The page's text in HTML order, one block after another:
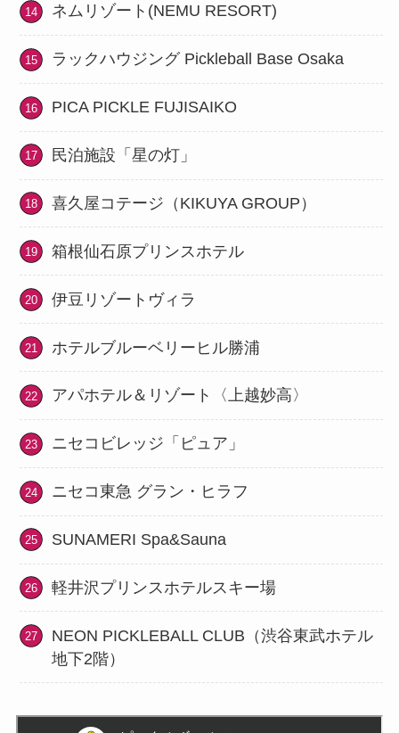
ネムリゾート(NEMU RESORT)
ラックハウジング Pickleball Base Osaka
PICA PICKLE FUJISAIKO
民泊施設「星の灯」
喜久屋コテージ（KIKUYA GROUP）
箱根仙石原プリンスホテル
伊豆リゾートヴィラ
ホテルブルーベリーヒル勝浦
アパホテル＆リゾート〈上越妙高〉
ニセコビレッジ「ピュア」
ニセコ東急 グラン・ヒラフ
SUNAMERI Spa&Sauna
軽井沢プリンスホテルスキー場
NEON PICKLEBALL CLUB（渋谷東武ホテル
地下2階）